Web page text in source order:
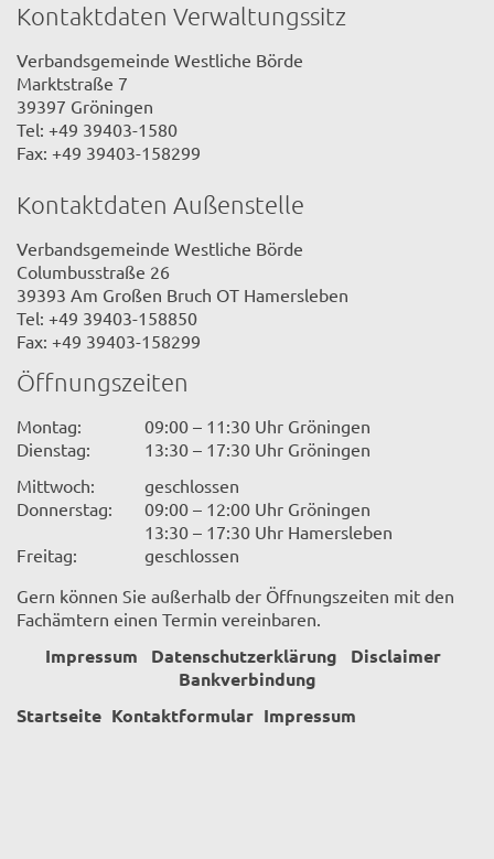
Kontaktdaten Verwaltungssitz
Verbandsgemeinde Westliche Börde
Marktstraße 7
39397 Gröningen
Tel: +49 39403-1580
Fax: +49 39403-158299
Kontaktdaten Außenstelle
Verbandsgemeinde Westliche Börde
Columbusstraße 26
39393 Am Großen Bruch OT Hamersleben
Tel: +49 39403-158850
Fax: +49 39403-158299
Öffnungszeiten
Montag:
09:00 – 11:30 Uhr Gröningen
Dienstag:
13:30 – 17:30 Uhr Gröningen
Mittwoch:
geschlossen
Donnerstag:
09:00 – 12:00 Uhr Gröningen
13:30 – 17:30 Uhr Hamersleben
Freitag:
geschlossen
Gern können Sie außerhalb der Öffnungszeiten mit den
Fachämtern einen Termin vereinbaren.
Impressum Datenschutzerklärung
Disclaimer
Bankverbindung
Startseite Kontaktformular Impressum